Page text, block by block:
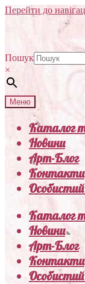
Перейти до
Пошук
×
Меню
Каталог
Новини
Арт-Блог
Контакти
Каталог
Новини
Арт-Блог
Контакти